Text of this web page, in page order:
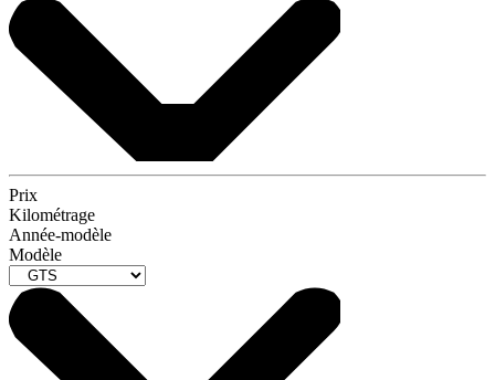
Prix
Kilométrage
Année-modèle
Modèle